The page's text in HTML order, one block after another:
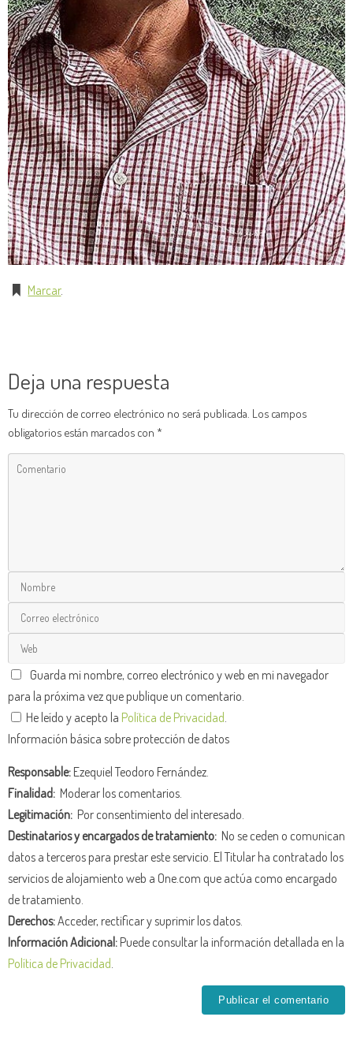
Marcar.
Deja una respuesta
Tu dirección de correo electrónico no será publicada. Los campos
obligatorios están marcados con *
Guarda mi nombre, correo electrónico y web en mi navegador
para la próxima vez que publique un comentario.
He leído y acepto la Política de Privacidad
Información básica sobre protección de datos
Responsable:Ezequiel Teodoro Fernández.
Finalidad: Moderar los comentarios.
Legitimación: Por consentimiento del interesado.
Destinatarios y encargados de tratamiento: No se ceden o comunican
datos a terceros para prestar este servicio. El Titular ha contratado los
servicios de alojamiento web a One.com que actúa como encargado
de tratamiento.
Derechos:Acceder, rectificar y suprimir los datos.
Información Adicional:Puede consultar la información detallada en la
Política de Privacidad